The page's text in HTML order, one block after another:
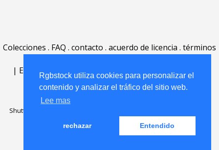
Rgbstock utiliza cookies para personalizar el
contenido y analizar el tráfico del sitio web.
Lee mas
rechazar Entendido
Colecciones . FAQ . contacto . acuerdo de licencia . términos
| English | Deutsch| Español Português
Nederlands|
Shutterstock official partner of Rgbstock
Rgbstock